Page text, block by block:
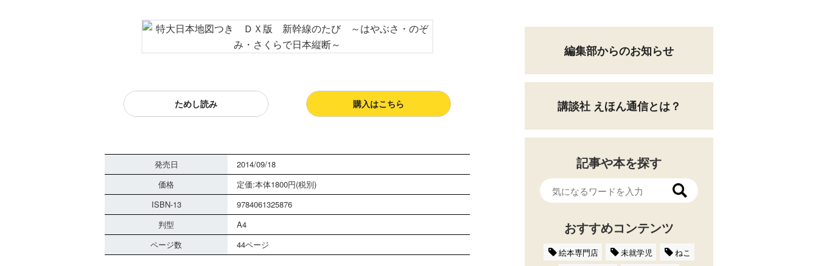
ためし読み 購入はこちら
発売日
2014/09/18
価格
定価:本体1800円(税別)
ISBN-13
9784061325876
判型
A4
ページ数
44ページ
編集部からのお知らせ
講談社 えほん通信とは？
記事や本を探す
おすすめコンテンツ
絵本専門店 未就学児
ねこ